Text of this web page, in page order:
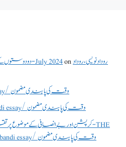
دو دوستوں کے درمیان علم کے فوائد پر مکالمہ - July 2024onروداد نویسی ،روداد
waqt ki pabandi essay/ وقت کی پابندی مضمون
waqt ki pabandi essay/ وقت کی پابندی مضمون
waqt ki pabandi essay/ وقت کی پابندی مضمون